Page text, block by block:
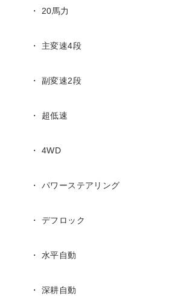
・ 20馬力
・ 主変速4段
・ 副変速2段
・ 超低速
・ 4WD
・ パワーステアリング
・ デフロック
・ 水平自動
・ 深耕自動